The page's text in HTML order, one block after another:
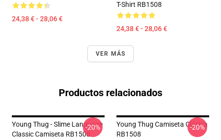
24,38 € - 28,06 €
T-Shirt RB1508
24,38 € - 28,06 €
VER MÁS
Productos relacionados
Young Thug - Slime Language
Classic Camiseta RB1508
-20%
Young Thug Camiseta Clásica
RB1508
-20%